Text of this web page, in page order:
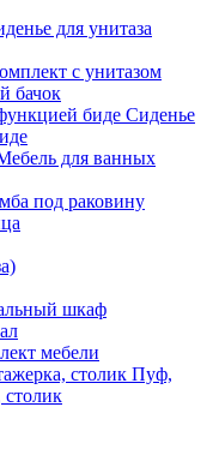
для унитаза
с унитазом
бачок
Сиденье
для ванных
под раковину
шкаф
мебели
Пуф,
столик